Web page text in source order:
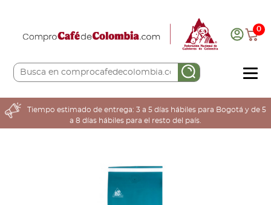
0
COMPRA AQUÍ
COLOMBIA CAFETERA
Tiempo estimado de entrega: 3 a 5 días hábiles para Bogotá y de 5
a 8 días hábiles para el resto del país.